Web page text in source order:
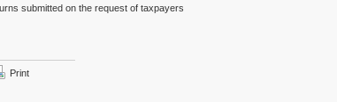
submitted on the request of taxpayers
Print